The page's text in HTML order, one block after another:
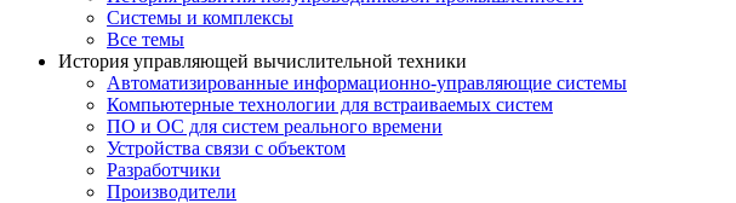
Системы и комплексы
Все темы
История управляющей вычислительной техники
Автоматизированные информационно-управляющие системы
Компьютерные технологии для встраиваемых систем
ПО и ОС для систем реального времени
Устройства связи с объектом
Разработчики
Производители